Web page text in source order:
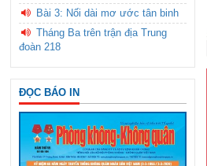
Bài 3: Nối dài mơ ước tân binh
Tháng Ba trên trận địa Trung
đoàn 218
ĐỌC BÁO IN